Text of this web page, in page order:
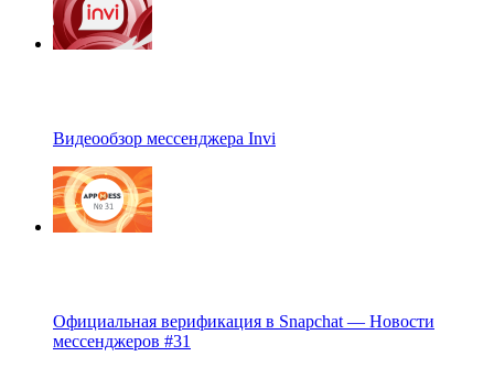
Видеообзор мессенджера Invi
Официальная верификация в Snapchat — Новости
мессенджеров #31